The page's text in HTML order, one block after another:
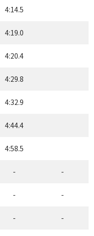
4:14.5
4:19.0
4:20.4
4:29.8
4:32.9
4:44.4
4:58.5
- -
- -
- -